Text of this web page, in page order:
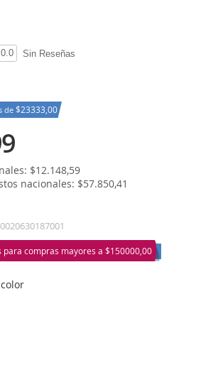
0.0 Sin Reseñas
de $23333,00
$12.148,59
nacionales: $57.850,41
para compras mayores a $150000,00